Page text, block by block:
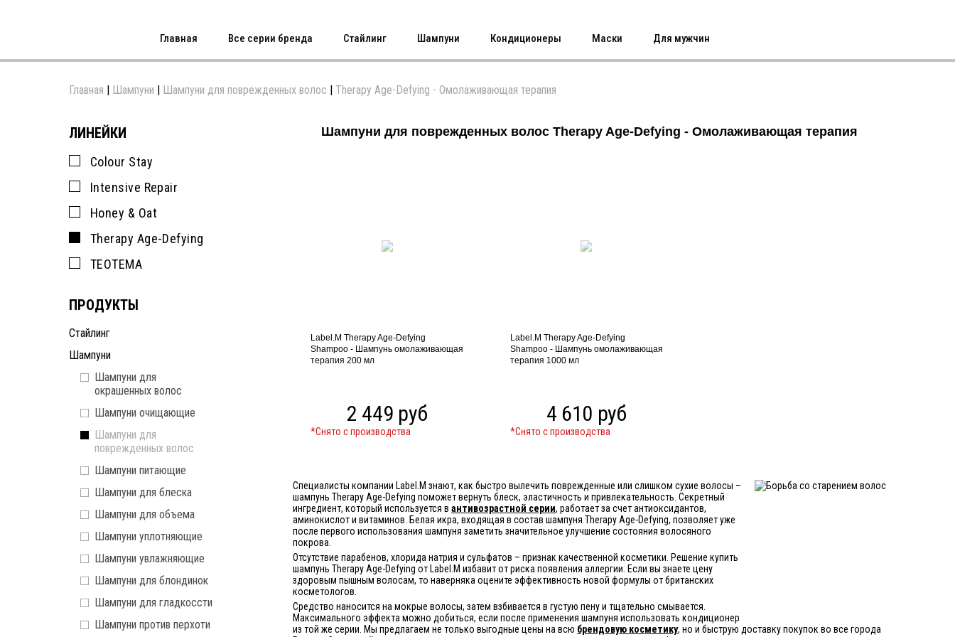
Главная Все серии бренда Стайлинг Шампуни Кондиционеры Маски Для мужчин
Главная | Шампуни | Шампуни для поврежденных волос | Therapy Age-Defying - Омолаживающая терапия
ЛИНЕЙКИ
Colour Stay
Intensive Repair
Honey & Oat
Therapy Age-Defying
TEOTEMA
ПРОДУКТЫ
Стайлинг
Шампуни
Шампуни для
окрашенных волос
Шампуни очищающие
Шампуни для
поврежденных волос
Шампуни питающие
Шампуни для блеска
Шампуни для объема
Шампуни уплотняющие
Шампуни увлажняющие
Шампуни для блондинок
Шампуни для гладкоссти
Шампуни против перхоти
Шампуни для поврежденных волос Therapy Age-Defying - Омолаживающая терапия
Label.M Therapy Age-Defying
Shampoo - Шампунь омолаживающая
терапия 200 мл
2 449 руб
*Cнято с производства
Label.M Therapy Age-Defying
Shampoo - Шампунь омолаживающая
терапия 1000 мл
4 610 руб
*Cнято с производства
Специалисты компании Label.M знают, как быстро вылечить поврежденные или слишком сухие волосы –
шампунь Therapy Age-Defying поможет вернуть блеск, эластичность и привлекательность. Секретный
ингредиент, который используется в антивозрастной серии, работает за счет антиоксидантов,
аминокислот и витаминов. Белая икра, входящая в состав шампуня Therapy Age-Defying, позволяет уже
после первого использования шампуня заметить значительное улучшение состояния волосяного
покрова.
Отсутствие парабенов, хлорида натрия и сульфатов – признак качественной косметики. Решение купить
шампунь Therapy Age-Defying от Label.M избавит от риска появления аллергии. Если вы знаете цену
здоровым пышным волосам, то наверняка оцените эффективность новой формулы от британских
косметологов.
Средство наносится на мокрые волосы, затем взбивается в густую пену и тщательно смывается.
Максимального эффекта можно добиться, если после применения шампуня использовать кондиционер
из той же серии. Мы предлагаем не только выгодные цены на всю брендовую косметику, но и быструю доставку покупок во все города